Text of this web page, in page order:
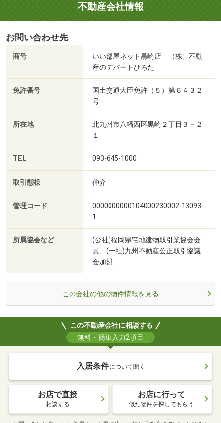
不動産会社情報
お問い合わせ先
商号
いい部屋ネット黒崎店 （株）不動
産のデパートひろた
免許番号
国土交通大臣免許（５）第６４３２
号
所在地
北九州市八幡西区黒崎２丁目３－２
１
TEL 093-645-1000
取引態様 仲介
管理コード
0000000000104000230002-13093-
1
所属協会など
(公社)福岡県宅地建物取引業協会会
員、(一社)九州不動産公正取引協議
会加盟
この会社の他の物件情報を見る
この不動産会社に相談する
無料・簡単入力2項目
入居条件 について聞く
お店で直接
相談する
お店に行って
似た物件を探してもらう